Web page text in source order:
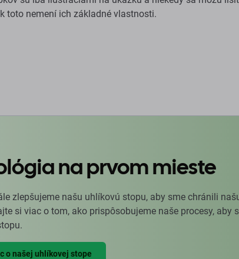
toto nemení ich základné vlastnosti.
na prvom mieste
zlepšujeme našu uhlíkovú stopu, aby sme chránili
si viac o tom, ako prispôsobujeme naše procesy, aby
o našej uhlíkovej stope